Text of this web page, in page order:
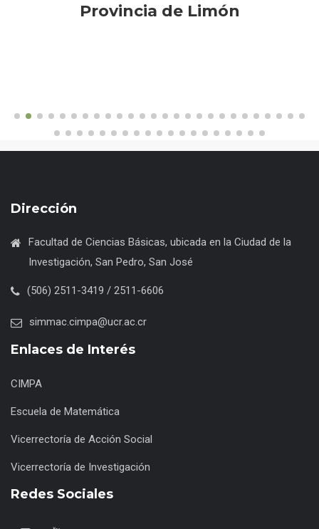
Provincia de Limón
Dirección
Facultad de Ciencias Básicas, ubicada en la Ciudad de la
Investigación, San Pedro, San José
(506) 2511-3419 / 2511-6606
simmac.cimpa@ucr.ac.cr
Enlaces de Interés
CIMPA
Escuela de Matemática
Vicerrectoría de Acción Social
Vicerrectoría de Investigación
Redes Sociales